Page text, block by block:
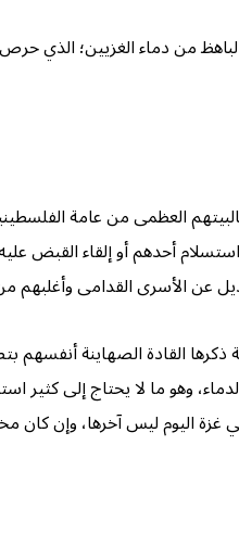
العظمى من عامة
أحدهم أو إلقاء
عن الأسرى القدامى وأغلبهم
ذكرها القادة الصهاينة
وهو ما لا يحتاج إلى
غيرها، ولعل ما يحدث في غزة